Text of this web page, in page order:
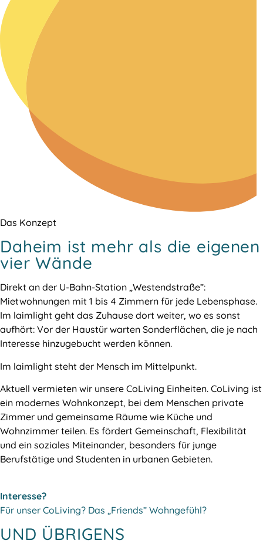
Das Konzept
Daheim ist mehr als die eigenen
vier Wände
Direkt an der U-Bahn-Station „Westendstraße”:
Mietwohnungen mit 1 bis 4 Zimmern für jede Lebensphase.
Im laimlight geht das Zuhause dort weiter, wo es sonst
aufhört: Vor der Haustür warten Sonderflächen, die je nach
Interesse hinzugebucht werden können.
Im laimlight steht der Mensch im Mittelpunkt.
Aktuell vermieten wir unsere CoLiving Einheiten. CoLiving ist
ein modernes Wohnkonzept, bei dem Menschen private
Zimmer und gemeinsame Räume wie Küche und
Wohnzimmer teilen. Es fördert Gemeinschaft, Flexibilität
und ein soziales Miteinander, besonders für junge
Berufstätige und Studenten in urbanen Gebieten.
Interesse?
Für unser CoLiving? Das „Friends” Wohngefühl?
UND ÜBRIGENS